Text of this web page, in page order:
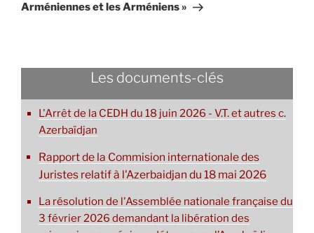
Arméniennes et les Arméniens »
Les documents-clés
L'Arrêt de la CEDH du 18 juin 2026 - V.T. et autres c.
Azerbaïdjan
Rapport de la Commision internationale des
Juristes relatif à l'Azerbaidjan du 18 mai 2026
La résolution de l'Assemblée nationale française du
3 février 2026 demandant la libération des